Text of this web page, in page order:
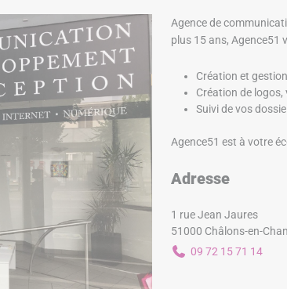
Agence de
plus 15 ans, Agence51
Création et
Création de logos,
Suivi de vos
Agence51 est à votre
Adresse
1 rue Jean Jaures
51000 Châlons-en-
09 72 15 71 14